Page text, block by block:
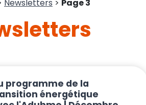
Newsletters > Page 3
programme de la
énergétique